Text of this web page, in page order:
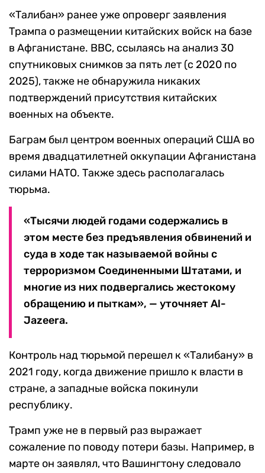
«Талибан» ранее уже опроверг заявления
Трампа о размещении китайских войск на базе
в Афганистане. BBC, ссылаясь на анализ 30
спутниковых снимков за пять лет (с 2020 по
2025), также не обнаружила никаких
подтверждений присутствия китайских
военных на объекте.
Баграм был центром военных операций США во
время двадцатилетней оккупации Афганистана
силами НАТО. Также здесь располагалась
тюрьма.
«Тысячи людей годами содержались в
этом месте без предъявления обвинений и
суда в ходе так называемой войны с
терроризмом Соединенными Штатами, и
многие из них подвергались жестокому
обращению и пыткам», — уточняет Al-
Jazeera.
Контроль над тюрьмой перешел к «Талибану» в
2021 году, когда движение пришло к власти в
стране, а западные войска покинули
республику.
Трамп уже не в первый раз выражает
сожаление по поводу потери базы. Например, в
марте он заявлял, что Вашингтону следовало